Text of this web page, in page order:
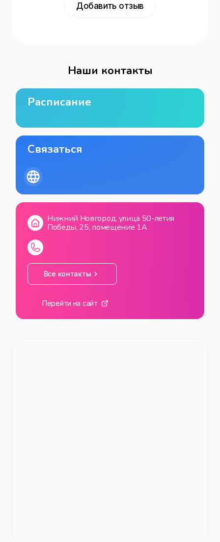
Добавить отзыв
Наши контакты
Расписание
Связаться
Нижний Новгород, улица 50-летия
Победы, 25, помещение 1А
Все контакты
Перейти на сайт